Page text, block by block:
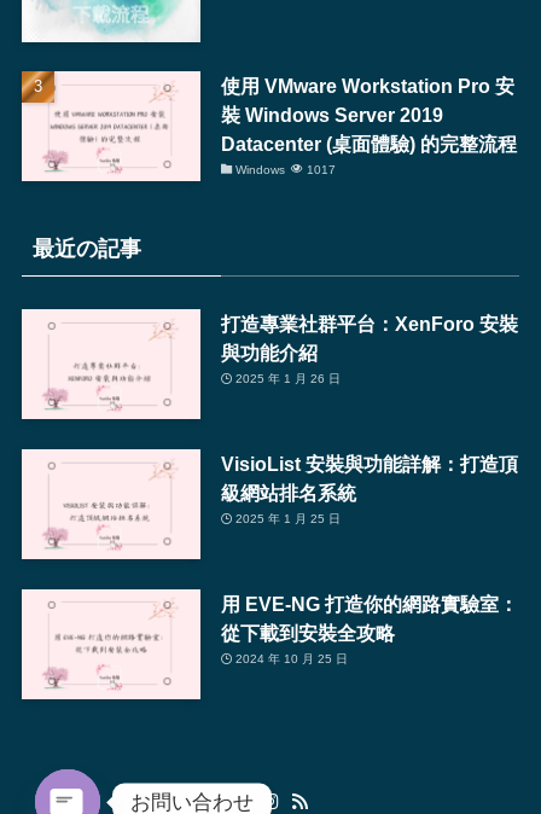
使用 VMware Workstation Pro 安
裝 Windows Server 2019
Datacenter (桌面體驗) 的完整流程
Windows 1017
最近の記事
打造專業社群平台：XenForo 安裝
與功能介紹
2025 年 1 月 26 日
VisioList 安裝與功能詳解：打造頂
級網站排名系統
2025 年 1 月 25 日
用 EVE-NG 打造你的網路實驗室：
從下載到安裝全攻略
2024 年 10 月 25 日
お問い合わせ